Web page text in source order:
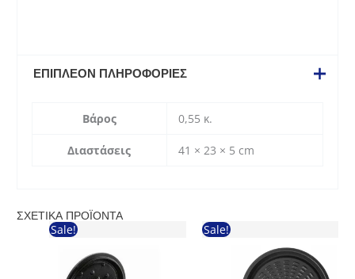
ΕΠΙΠΛΈΟΝ ΠΛΗΡΟΦΟΡΊΕΣ
Βάρος 0,55 κ.
Διαστάσεις 41 × 23 × 5 cm
ΣΧΕΤΙΚΆ ΠΡΟΪΌΝΤΑ
Sale! Sale!